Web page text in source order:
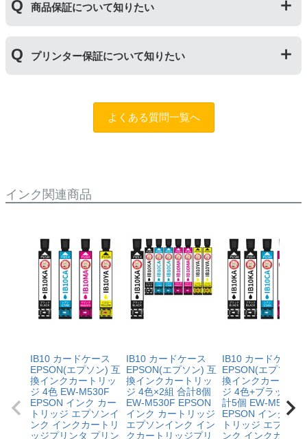
ら１年以内であれば保証の適用が可能です。
ら１年間とさせていただいておりますので、可能な限り
保証期間内に使い切っていただくようお願いいたしま
保管をお願いいたします。
商品保証について知りたい
保証期間：ご購入日から１年間
トラブルが発生した際、サポートスタッフにご相談のう
品返金を承る制度です。
※商品の不具合ではなく、プリンターの操作方法によっ
て改善する場合もありますので、まずは当店までご相談
・商品を返送する前に必ず当店までご連絡をいただきサ
・保証対象となる商品を当店指定の方法で返送いただく
こと
・当店で定めた保証期間（ご購入日から1年間）を過ぎ
る前に当店へご連絡をいただくこと
・返品理由が「不要になったから」「注文を間違えた」
等お客様都合ではないこと
プリンター保証について知りたい
保証期間：プリンター本体ご購入日から１年間
当店のインクが原因でトラブルが発生し、サポートスタ
作方法によって改善する場合もありますので、まずは当
【適用条件】
・修理に出される前に、必ず当店へご連絡をいただくこ
と。
・プリンター本体が保証期間内であることを証明できる
書類（保証書や領収書など）をご提示いただくこと。
・当店の商品が原因でプリンターが故障したことがわか
ものではないこと。
・メーカーの出張修理を依頼されてないこと。
よくある質問一覧へ
インク関連商品
IB10 カードケース
EPSON(エプソン) 互
換インクカートリッ
ジ 4色 EW-M530F
EPSON インク カー
トリッジ エプソンイ
ンク インクカートリ
ッジプリンタ プリン
IB10 カードケース
EPSON(エプソン) 互
換インクカートリッ
ジ 4色×2組 合計8個
EW-M530F EPSON
インク カートリッジ
エプソンインク イン
クカートリッジプリ
IB10 カードケース
EPSON(エプソン)
換インクカートリ
ジ 4色+ブラック 合
計5個 EW-M530F
EPSON インク カ
トリッジ エプソン
ンク インクカート